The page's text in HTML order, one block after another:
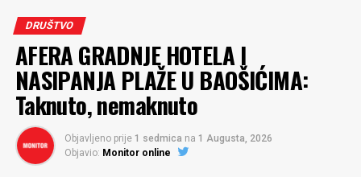
DRUŠTVO
AFERA GRADNJE HOTELA I
NASIPANJA PLAŽE U BAOŠIĆIMA:
Taknuto, nemaknuto
Objavljeno prije 1 sedmica na 1 Augusta, 2026
Objavio: Monitor online